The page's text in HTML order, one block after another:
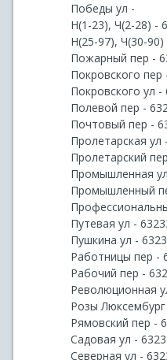
Победы ул -
Н(1-23), Ч(2-28) -
Н(25-97), Ч(30-90)
Пожарный пер -
Покровского пер
Покровского ул -
Полевой пер -
Почтовый пер -
Пролетарская ул
Пролетарский
Промышленная
Промышленный
Путевая ул -
Пушкина ул -
Работницы пер -
Рабочий пер -
Революционная
Розы
Рямовский пер -
Садовая ул -
Северная ул -